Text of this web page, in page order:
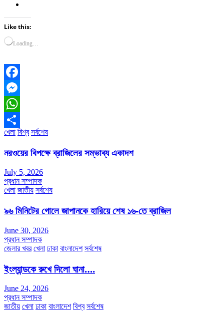
Like this:
Loading…
Facebook
Messenger
WhatsApp
Share
খেলা বিশ্ব সর্বশেষ
নরওয়ের বিপক্ষে ব্রাজিলের সম্ভাব্য একাদশ
July 5, 2026
প্রধান সম্পাদক
খেলা জাতীয় সর্বশেষ
৯৬ মিনিটের গোলে জাপানকে হারিয়ে শেষ ১৬-তে ব্রাজিল
June 30, 2026
প্রধান সম্পাদক
জেলার খবর খেলা ঢাকা বাংলাদেশ সর্বশেষ
ইংল্যান্ডকে রুখে দিলো ঘানা….
June 24, 2026
প্রধান সম্পাদক
জাতীয় খেলা ঢাকা বাংলাদেশ বিশ্ব সর্বশেষ